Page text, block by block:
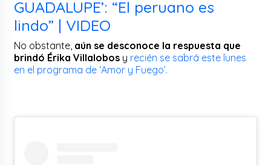
GUADALUPE’: “El peruano es
lindo” | VIDEO
No obstante, aún se desconoce la respuesta que
brindó Érika Villalobos y recién se sabrá este lunes
en el programa de ‘Amor y Fuego’.